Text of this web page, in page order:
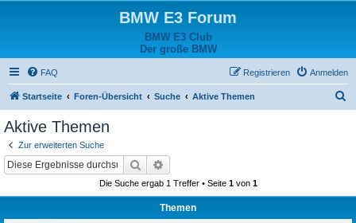
BMW E3 Forum
BMW E3 Club
Der große BMW
FAQ Anmelden
Registrieren
Startseite Foren-Übersicht Suche Aktive Themen
Aktive Themen
Zur erweiterten Suche
Suche
Die Suche ergab 1 Treffer • Seite 1von 1
Themen